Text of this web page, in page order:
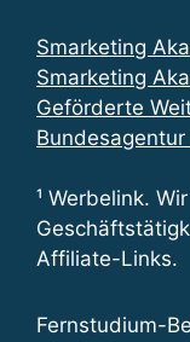
Smarketing
Smarketing
Geförderte
¹ Werbelink.
Affiliate-Links.
Fernstudium-